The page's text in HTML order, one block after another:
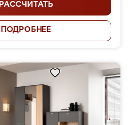
РАССЧИТАТЬ
ПОДРОБНЕЕ